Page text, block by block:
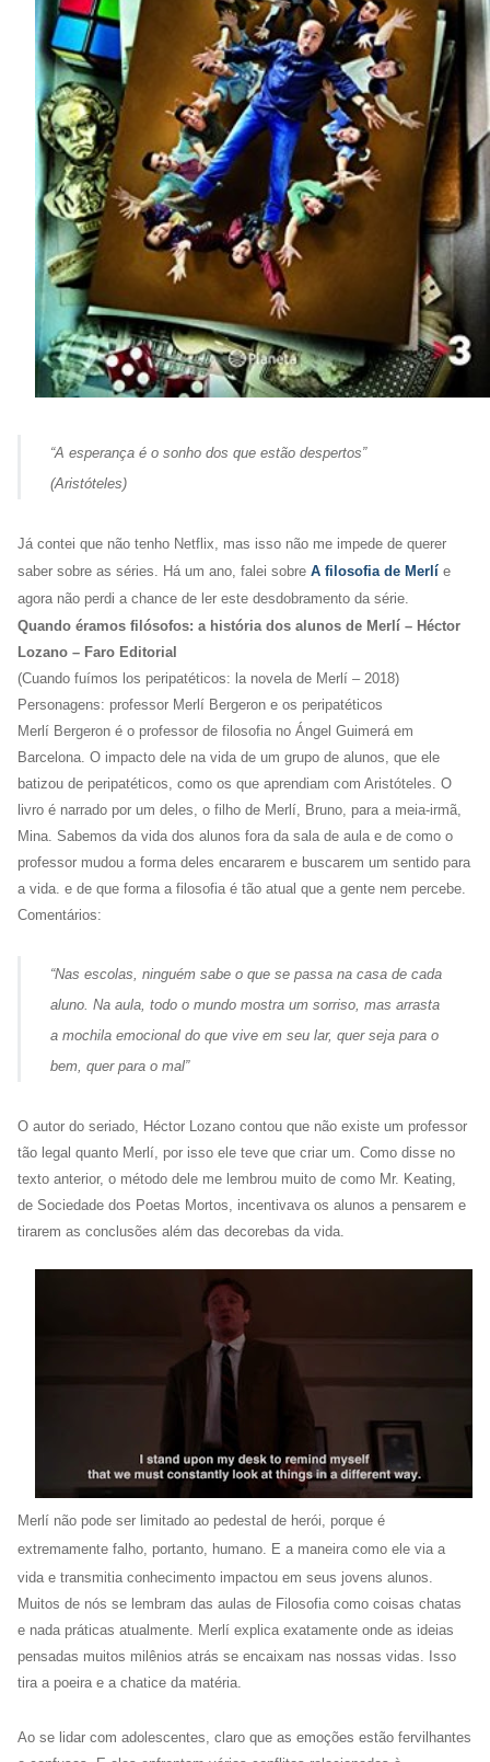
“A esperança é o sonho dos que estão despertos”
(Aristóteles)
Já contei que não tenho Netflix, mas isso não me impede de querer
saber sobre as séries. Há um ano, falei sobre A filosofia de Merlí e
agora não perdi a chance de ler este desdobramento da série.
Quando éramos filósofos: a história dos alunos de Merlí – Héctor
Lozano – Faro Editorial
(Cuando fuímos los peripatéticos: la novela de Merlí – 2018)
Personagens: professor Merlí Bergeron e os peripatéticos
Merlí Bergeron é o professor de filosofia no Ángel Guimerá em
Barcelona. O impacto dele na vida de um grupo de alunos, que ele
batizou de peripatéticos, como os que aprendiam com Aristóteles. O
livro é narrado por um deles, o filho de Merlí, Bruno, para a meia-irmã,
Mina. Sabemos da vida dos alunos fora da sala de aula e de como o
professor mudou a forma deles encararem e buscarem um sentido para
a vida. e de que forma a filosofia é tão atual que a gente nem percebe.
Comentários:
“Nas escolas, ninguém sabe o que se passa na casa de cada
aluno. Na aula, todo o mundo mostra um sorriso, mas arrasta
a mochila emocional do que vive em seu lar, quer seja para o
bem, quer para o mal”
O autor do seriado, Héctor Lozano contou que não existe um professor
tão legal quanto Merlí, por isso ele teve que criar um. Como disse no
texto anterior, o método dele me lembrou muito de como Mr. Keating,
de Sociedade dos Poetas Mortos, incentivava os alunos a pensarem e
tirarem as conclusões além das decorebas da vida.
Merlí não pode ser limitado ao pedestal de herói, porque é
extremamente falho, portanto, humano. E a maneira como ele via a
vida e transmitia conhecimento impactou em seus jovens alunos.
Muitos de nós se lembram das aulas de Filosofia como coisas chatas
e nada práticas atualmente. Merlí explica exatamente onde as ideias
pensadas muitos milênios atrás se encaixam nas nossas vidas. Isso
tira a poeira e a chatice da matéria.
Ao se lidar com adolescentes, claro que as emoções estão fervilhantes